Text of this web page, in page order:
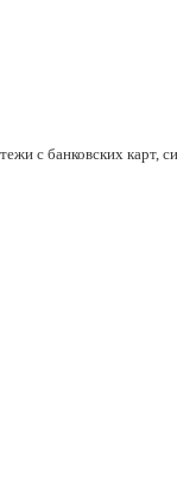
с банковских карт,